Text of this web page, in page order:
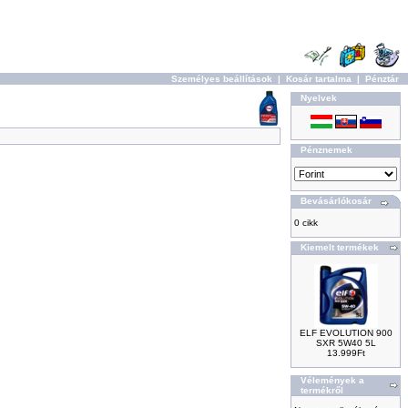
Személyes beállítások | Kosár tartalma | Pénztár
Nyelvek
Pénznemek
Bevásárlókosár
0 cikk
Kiemelt termékek
ELF EVOLUTION 900
SXR 5W40 5L
13.999Ft
Vélemények a
termékről